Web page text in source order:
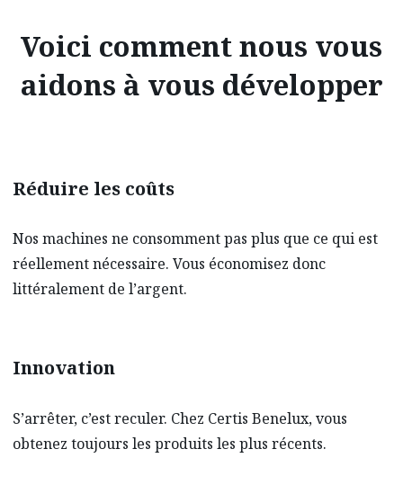
Voici comment nous vous
aidons à vous développer
Réduire les coûts
Nos machines ne consomment pas plus que ce qui est
réellement nécessaire. Vous économisez donc
littéralement de l’argent.
Innovation
S’arrêter, c’est reculer. Chez Certis Benelux, vous
obtenez toujours les produits les plus récents.